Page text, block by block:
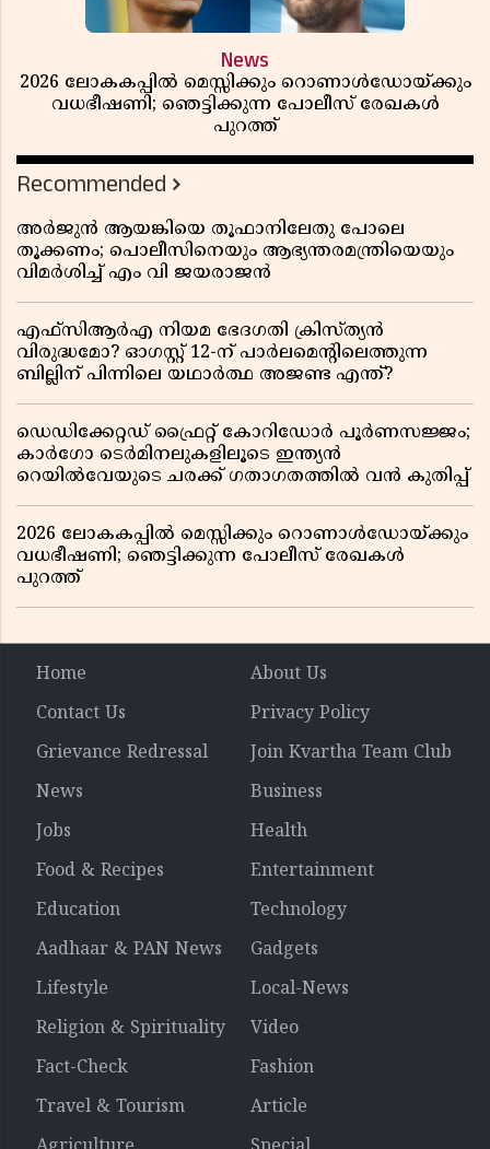
News
2026 ലോകകപ്പിൽ മെസ്സിക്കും റൊണാൾഡോയ്ക്കും
വധഭീഷണി; ഞെട്ടിക്കുന്ന പോലീസ് രേഖകൾ
പുറത്ത്
Recommended
അർജുൻ ആയങ്കിയെ തൂഫാനിലേതു പോലെ
തൂക്കണം; പൊലീസിനെയും ആഭ്യന്തരമന്ത്രിയെയും
വിമർശിച്ച് എം വി ജയരാജൻ
എഫ്സിആർഎ നിയമ ഭേദഗതി ക്രിസ്ത്യൻ
വിരുദ്ധമോ? ഓഗസ്റ്റ് 12-ന് പാർലമെന്റിലെത്തുന്ന
ബില്ലിന് പിന്നിലെ യഥാർത്ഥ അജണ്ട എന്ത്?
ഡെഡിക്കേറ്റഡ് ഫ്രൈറ്റ് കോറിഡോർ പൂർണസജ്ജം;
കാർഗോ ടെർമിനലുകളിലൂടെ ഇന്ത്യൻ
റെയിൽവേയുടെ ചരക്ക് ഗതാഗതത്തിൽ വൻ കുതിപ്പ്
2026 ലോകകപ്പിൽ മെസ്സിക്കും റൊണാൾഡോയ്ക്കും
വധഭീഷണി; ഞെട്ടിക്കുന്ന പോലീസ് രേഖകൾ
പുറത്ത്
Home
About Us
Contact Us
Privacy Policy
Grievance Redressal
Join Kvartha Team Club
News
Business
Jobs
Health
Food & Recipes
Entertainment
Education
Technology
Aadhaar & PAN News
Gadgets
Lifestyle
Local-News
Religion & Spirituality
Video
Fact-Check
Fashion
Travel & Tourism
Article